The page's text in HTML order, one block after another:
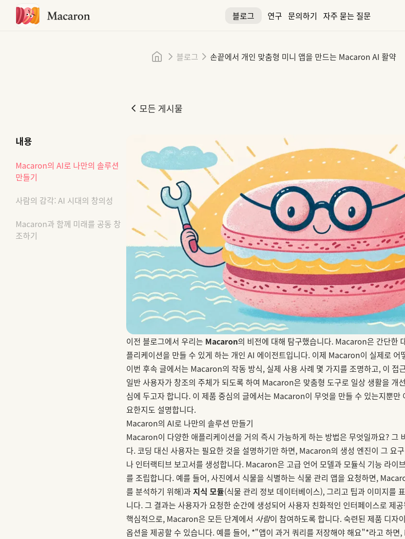
블로그 연구 문의하기 자주 묻는 질문
홈 블로그 손끝에서 개인 맞춤형 미니 앱을 만드는 Macaron AI 활약
모든 게시물
내용
Macaron의 AI로 나만의 솔루션
만들기
사람의 감각: AI 시대의 창의성
Macaron과 함께 미래를 공동 창
조하기
손끝에서 개인 맞춤형 미니 앱을 만드는 Macaron AI 활약
이전 블로그에서 우리는 Macaron의 비전에 대해 탐구했습니다. Macaron은 간단한
플리케이션을 만들 수 있게 하는 개인 AI 에이전트입니다. 이제 Macaron이 실제로 어
이번 후속 글에서는 Macaron의 작동 방식, 실제 사용 사례 몇 가지를 조명하고, 이 접
일반 사용자가 창조의 주체가 되도록 하여 Macaron은 맞춤형 도구로 일상 생활을 개
심에 두고자 합니다. 이 제품 중심의 글에서는 Macaron이 무엇을 만들 수 있는지뿐만
요한지도 설명합니다.
Macaron의 AI로 나만의 솔루션 만들기
Macaron이 다양한 애플리케이션을 거의 즉시 가능하게 하는 방법은 무엇일까요? 그
다. 코딩 대신 사용자는 필요한 것을 설명하기만 하면, Macaron의 생성 엔진이 그 요
나 인터랙티브 보고서를 생성합니다. Macaron은 고급 언어 모델과 모듈식 기능 라이
를 조립합니다. 예를 들어, 사진에서 식물을 식별하는 식물 관리 앱을 요청하면,
를 분석하기 위해)과지식 모듈(식물 관리 정보 데이터베이스), 그리고 팁과 이미지를
니다. 그 결과는 사용자가 요청한 순간에 생성되어 사용자 친화적인 인터페이스로 제
핵심적으로, Macaron은 모든 단계에서 사람이 참여하도록 합니다. 숙련된 제품 디자
옵션을 제공할 수 있습니다. 예를 들어, *"앱이 과거 쿼리를 저장해야 해요"*라고 하